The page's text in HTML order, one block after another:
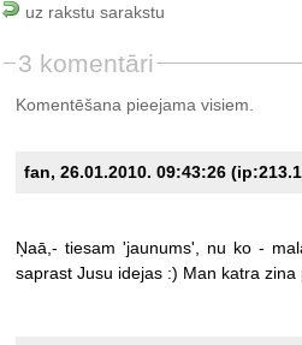
uz rakstu sarakstu
3 komentāri
Komentēšana pieejama visiem.
fan, 26.01.2010. 09:43:26
Ņaā,- tiesam 'jaunums', nu ko -
saprast Jusu idejas :) Man katra zina